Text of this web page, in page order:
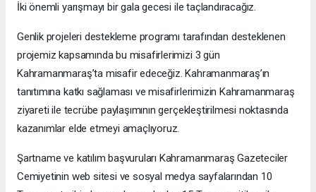
İki önemli yarışmayı bir gala gecesi ile taçlandıracağız.
Genlik projeleri destekleme programı tarafından desteklenen
projemiz kapsamında bu misafirlerimizi 3 gün
Kahramanmaraş’ta misafir edeceğiz. Kahramanmaraş’ın
tanıtımına katkı sağlaması ve misafirlerimizin Kahramanmaraş
ziyareti ile tecrübe paylaşımının gerçekleştirilmesi noktasında
kazanımlar elde etmeyi amaçlıyoruz.
Şartname ve katılım başvuruları Kahramanmaraş Gazeteciler
Cemiyetinin web sitesi ve sosyal medya sayfalarından 10